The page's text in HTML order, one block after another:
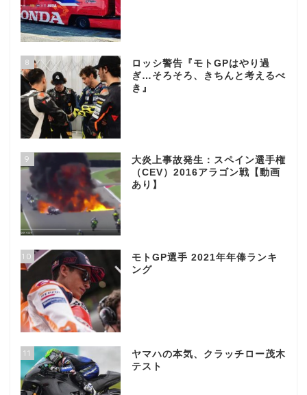
8
ロッシ警告『モトGPはやり過
ぎ…そろそろ、きちんと考えるべ
き』
9
大炎上事故発生：スペイン選手権
（CEV）2016アラゴン戦【動画
あり】
10
モトGP選手 2021年年俸ランキ
ング
11
ヤマハの本気、クラッチロー茂木
テスト